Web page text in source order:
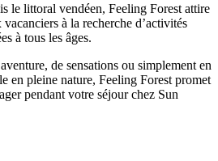
le littoral vendéen, Feeling Forest attire
à la recherche d’activités
à tous les âges.
de sensations ou simplement en
en pleine nature, Feeling Forest promet
pendant votre séjour chez Sun